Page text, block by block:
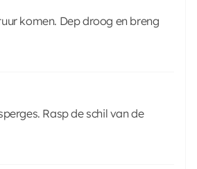
komen. Dep droog en breng
Rasp de schil van de